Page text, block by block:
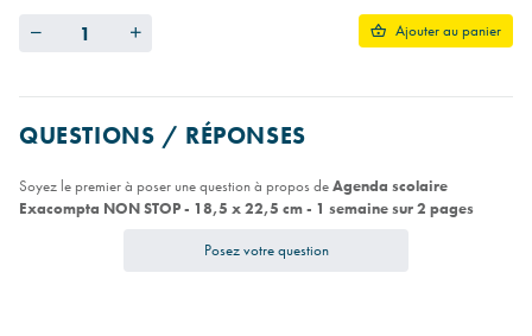
Ajouter au panier
QUESTIONS / RÉPONSES
Soyez le premier à poser une question à propos deAgenda scolaire
Exacompta NON STOP - 18,5 x 22,5 cm - 1 semaine sur 2 pages
Posez votre question